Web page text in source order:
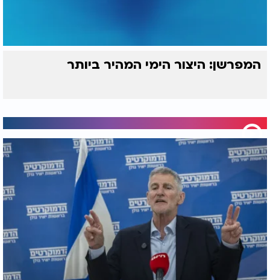
המפרשן: היצור הימי המהיר ביותר